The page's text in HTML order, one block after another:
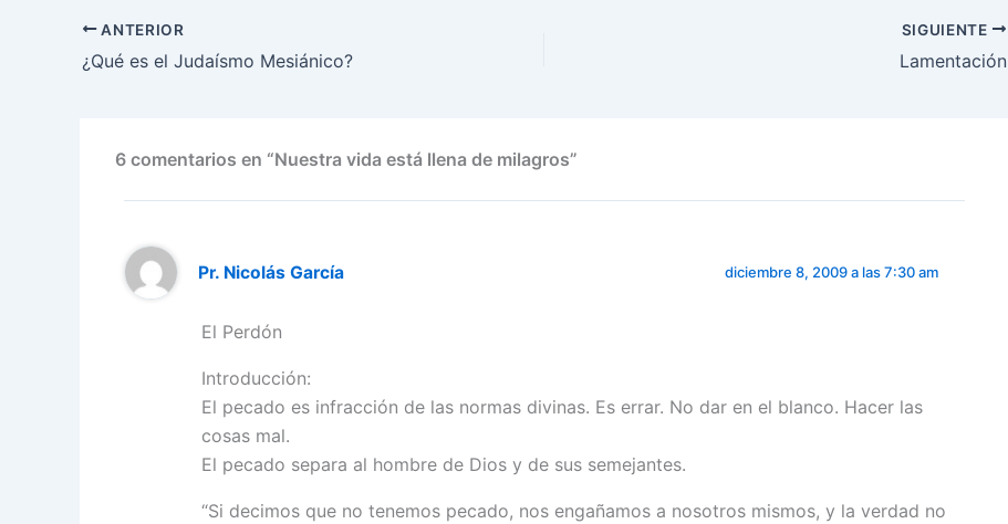
ANTERIOR
¿Qué es el Judaísmo Mesiánico?
SIGUIENTE
Lamentación
6 comentarios en “Nuestra vida está llena de milagros”
Pr. Nicolás García diciembre 8, 2009 a las 7:30 am
El Perdón
Introducción:
El pecado es infracción de las normas divinas. Es errar. No dar en el blanco. Hacer las
cosas mal.
El pecado separa al hombre de Dios y de sus semejantes.
“Si decimos que no tenemos pecado, nos engañamos a nosotros mismos, y la verdad no